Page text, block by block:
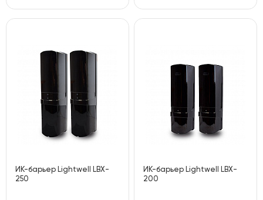
ИК-барьер Lightwell LBX-
250
ИК-барьер Lightwell LBX-
200